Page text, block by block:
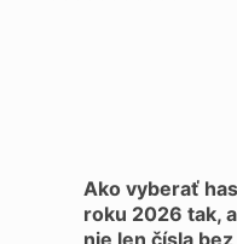
Ako vyberať
roku 2026 tak,
nie len čísla